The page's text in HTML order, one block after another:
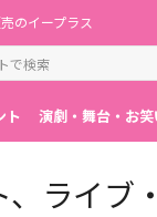
のイープラス
ト 演劇・舞台・お
、ライブ